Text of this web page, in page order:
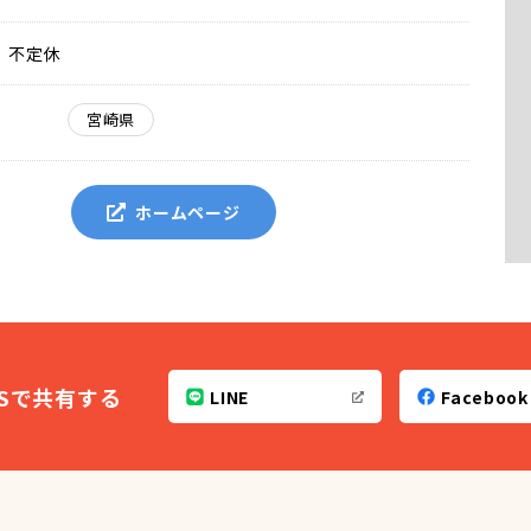
不定休
宮崎県
ホームページ
で共有する LINE Facebook